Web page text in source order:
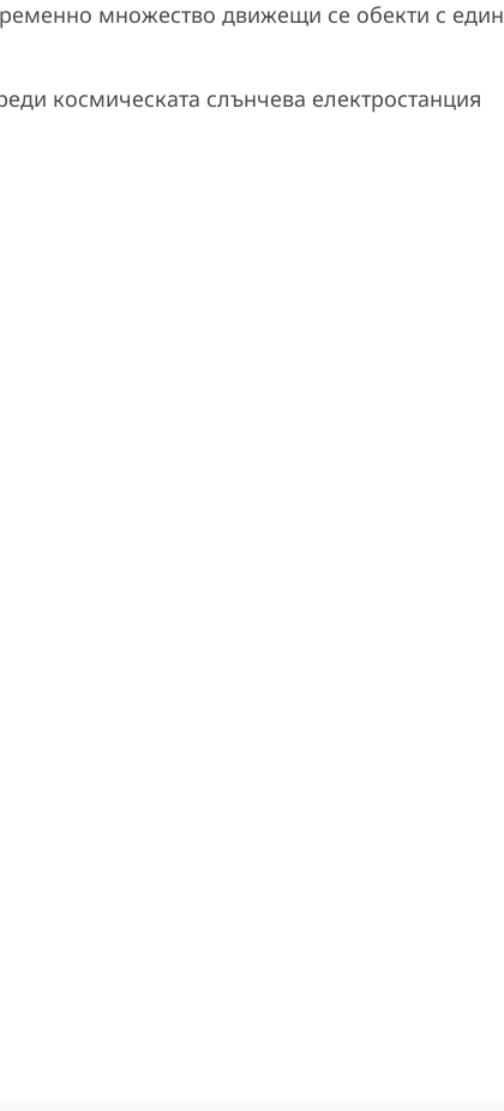
множество движещи се обекти с един
космическата слънчева електростанция